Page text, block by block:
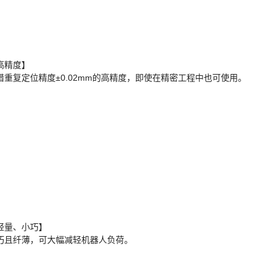
精度】
重复定位精度±0.02mm的高精度，即使在精密工程中也可使用。
量、小巧】
且纤薄，可大幅减轻机器人负荷。